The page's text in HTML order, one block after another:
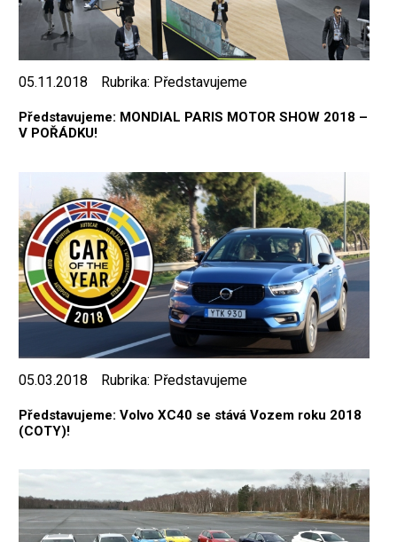
05.11.2018 Rubrika: Představujeme
Představujeme: MONDIAL PARIS MOTOR SHOW 2018 –
V POŘÁDKU!
05.03.2018 Rubrika: Představujeme
Představujeme: Volvo XC40 se stává Vozem roku 2018
(COTY)!